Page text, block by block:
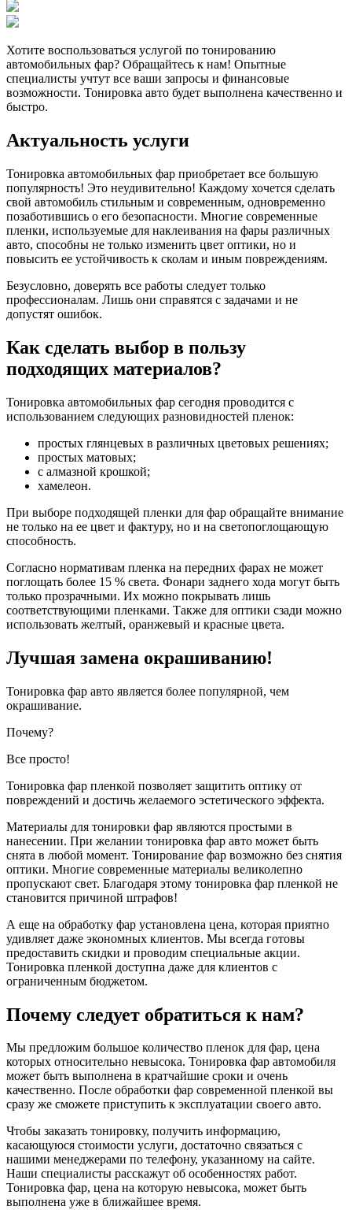
Хотите воспользоваться услугой по тонированию
автомобильных фар? Обращайтесь к нам! Опытные
специалисты учтут все ваши запросы и финансовые
возможности. Тонировка авто будет выполнена качественно и
быстро.
Актуальность услуги
Тонировка автомобильных фар приобретает все большую
популярность! Это неудивительно! Каждому хочется сделать
свой автомобиль стильным и современным, одновременно
позаботившись о его безопасности. Многие современные
пленки, используемые для наклеивания на фары различных
авто, способны не только изменить цвет оптики, но и
повысить ее устойчивость к сколам и иным повреждениям.
Безусловно, доверять все работы следует только
профессионалам. Лишь они справятся с задачами и не
допустят ошибок.
Как сделать выбор в пользу
подходящих материалов?
Тонировка автомобильных фар сегодня проводится с
использованием следующих разновидностей пленок:
простых глянцевых в различных цветовых решениях;
простых матовых;
с алмазной крошкой;
хамелеон.
При выборе подходящей пленки для фар обращайте внимание
не только на ее цвет и фактуру, но и на светопоглощающую
способность.
Согласно нормативам пленка на передних фарах не может
поглощать более 15 % света. Фонари заднего хода могут быть
только прозрачными. Их можно покрывать лишь
соответствующими пленками. Также для оптики сзади можно
использовать желтый, оранжевый и красные цвета.
Лучшая замена окрашиванию!
Тонировка фар авто является более популярной, чем
окрашивание.
Почему?
Все просто!
Тонировка фар пленкой позволяет защитить оптику от
повреждений и достичь желаемого эстетического эффекта.
Материалы для тонировки фар являются простыми в
нанесении. При желании тонировка фар авто может быть
снята в любой момент. Тонирование фар возможно без снятия
оптики. Многие современные материалы великолепно
пропускают свет. Благодаря этому тонировка фар пленкой не
становится причиной штрафов!
А еще на обработку фар установлена цена, которая приятно
удивляет даже экономных клиентов. Мы всегда готовы
предоставить скидки и проводим специальные акции.
Тонировка пленкой доступна даже для клиентов с
ограниченным бюджетом.
Почему следует обратиться к нам?
Мы предложим большое количество пленок для фар, цена
которых относительно невысока. Тонировка фар автомобиля
может быть выполнена в кратчайшие сроки и очень
качественно. После обработки фар современной пленкой вы
сразу же сможете приступить к эксплуатации своего авто.
Чтобы заказать тонировку, получить информацию,
касающуюся стоимости услуги, достаточно связаться с
нашими менеджерами по телефону, указанному на сайте.
Наши специалисты расскажут об особенностях работ.
Тонировка фар, цена на которую невысока, может быть
выполнена уже в ближайшее время.